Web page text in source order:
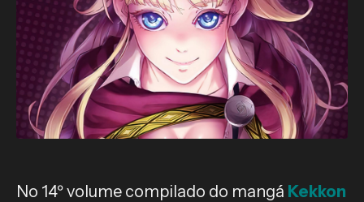
No 14º volume compilado do mangá Kekkon